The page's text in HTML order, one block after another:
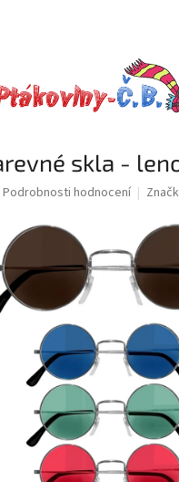
skla -
Podrobnosti hodnocení